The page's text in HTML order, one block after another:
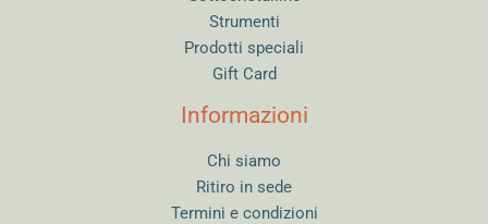
Strumenti
Prodotti speciali
Gift Card
Informazioni
Chi siamo
Ritiro in sede
Termini e condizioni